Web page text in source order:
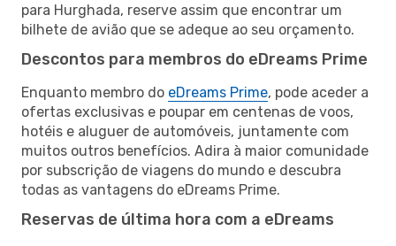
para Hurghada, reserve assim que encontrar um
bilhete de avião que se adeque ao seu orçamento.
Descontos para membros do eDreams Prime
Enquanto membro do eDreams Prime, pode aceder a
ofertas exclusivas e poupar em centenas de voos,
hotéis e aluguer de automóveis, juntamente com
muitos outros benefícios. Adira à maior comunidade
por subscrição de viagens do mundo e descubra
todas as vantagens do eDreams Prime.
Reservas de última hora com a eDreams